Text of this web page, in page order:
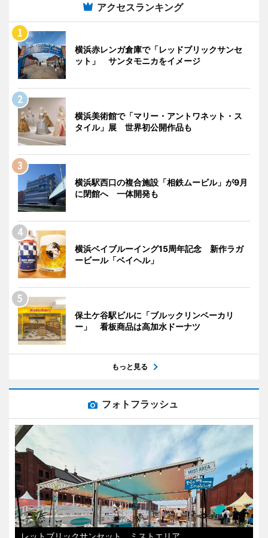
アクセスランキング
横浜赤レンガ倉庫で「レッドブリックサンセ
ット」 サンタモニカをイメージ
横浜美術館で「マリー・アントワネット・ス
タイル」展 世界初公開作品も
横浜駅西口の複合施設「相鉄ムービル」が9月
に閉館へ 一体開発も
横浜ベイブルーイング15周年記念 新作ラガ
ービール「ベイヘル」
保土ケ谷駅ビルに「ブルックリンベーカリ
ー」 看板商品は高加水ドーナツ
もっと見る
フォトフラッシュ
レットブリックサンセット ミストエリア